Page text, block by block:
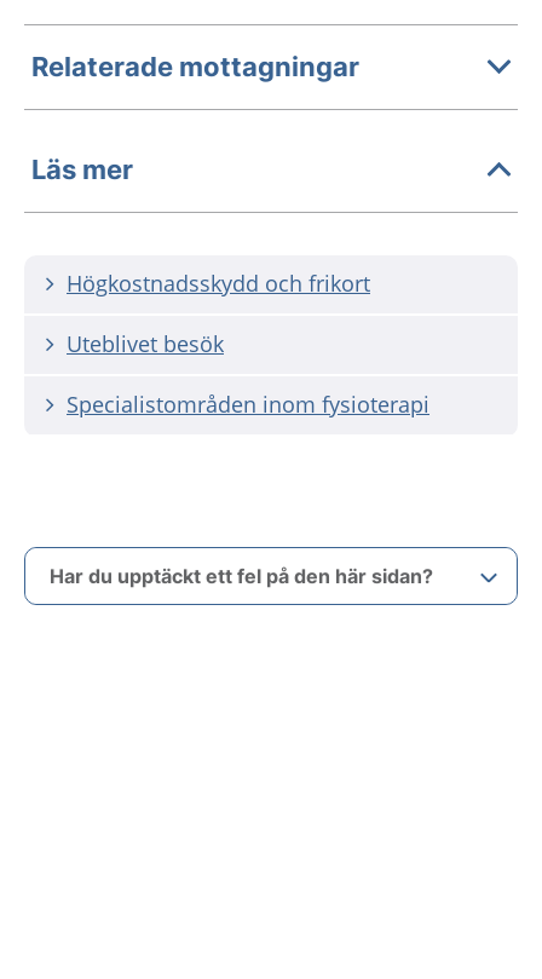
Relaterade mottagningar
Läs mer
Högkostnadsskydd och frikort
Uteblivet besök
Specialistområden inom fysioterapi
Har du upptäckt ett fel på den här sidan?